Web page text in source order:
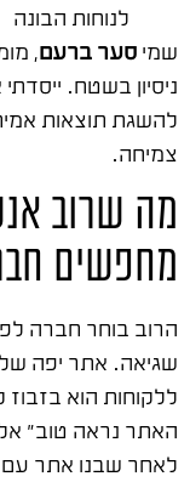
לנוחות הבונה
שמיסער ברעם
ניסיון בשטח.
להשגת תוצאות
צמיחה.
מה שרוב
מחפשים
הרוב בוחר חברה
שגיאה. אתר יפה
ללקוחות הוא
האתר נראה טוב"
לאחר שבנו אתר